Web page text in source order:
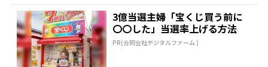
3億当選主婦「宝くじ買う前に
〇〇した」当選率上げる方法
PR(合同会社デジタルファーム )